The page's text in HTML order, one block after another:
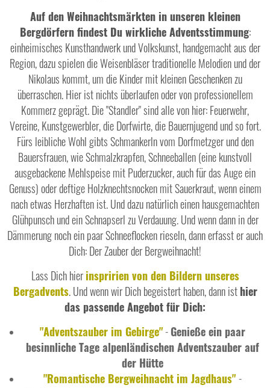
Auf den Weihnachtsmärkten in unseren kleinen
Bergdörfern findest Du wirkliche Adventsstimmung:
einheimisches Kunsthandwerk und Volkskunst, handgemacht aus der
Region, dazu spielen die Weisenbläser traditionelle Melodien und der
Nikolaus kommt, um die Kinder mit kleinen Geschenken zu
überraschen. Hier ist nichts überlaufen oder von professionellem
Kommerz geprägt. Die "Standler" sind alle von hier: Feuerwehr,
Vereine, Kunstgewerbler, die Dorfwirte, die Bauernjugend und so fort.
Fürs leibliche Wohl gibts Schmankerln vom Dorfmetzger und den
Bauersfrauen, wie Schmalzkrapfen, Schneeballen (eine kunstvoll
ausgebackene Mehlspeise mit Puderzucker, auch für das Auge ein
Genuss) oder deftige Holzknechtsnocken mit Sauerkraut, wenn einem
nach etwas Herzhaften ist. Und dazu natürlich einen hausgemachten
Glühpunsch und ein Schnapserl zu Verdauung. Und wenn dann in der
Dämmerung noch ein paar Schneeflocken rieseln, dann erfasst er auch
Dich: Der Zauber der Bergweihnacht!
Lass Dich hierinspririen von den Bildern unseres
Bergadvents. Und wenn wir Dich begeistert haben, dann isthier
das passende Angebot für Dich:
"Adventszauber im Gebirge"-Genieße ein paar
besinnliche Tage alpenländischen Adventszauber auf
der Hütte
"Romantische Bergweihnacht im Jagdhaus"-